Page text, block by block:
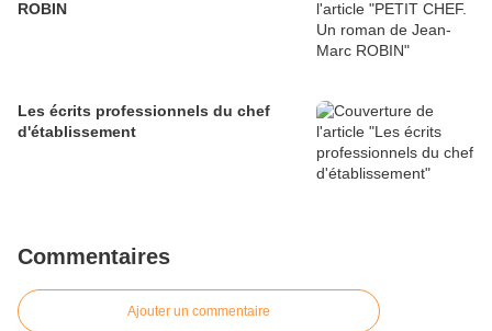
ROBIN
Les écrits professionnels du chef
d'établissement
Commentaires
Ajouter un commentaire